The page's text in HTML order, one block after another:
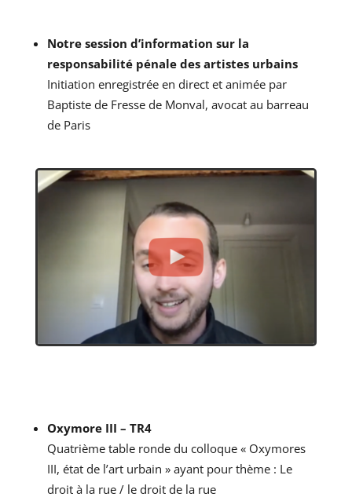
Notre session d’information sur la
responsabilité pénale des artistes urbains
Initiation enregistrée en direct et animée par
Baptiste de Fresse de Monval, avocat au barreau
de Paris
Oxymore III – TR4
Quatrième table ronde du colloque « Oxymores
III, état de l’art urbain » ayant pour thème : Le
droit à la rue / le droit de la rue